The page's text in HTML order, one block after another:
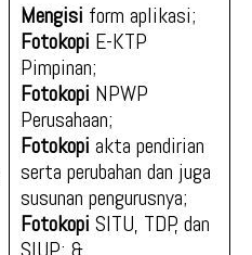
Mengisi form aplikasi;
Fotokopi E-KTP
Pimpinan;
Fotokopi NPWP
Perusahaan;
Fotokopi akta pendirian
serta perubahan dan juga
susunan pengurusnya;
Fotokopi SITU, TDP, dan